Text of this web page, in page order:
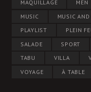
MAQUILLAGE
MEN
MUSIC
MUSIC
PLAYLIST
PLEIN
SALADE
SPORT
TABU
VILLA
VOYAGE
À TABLE